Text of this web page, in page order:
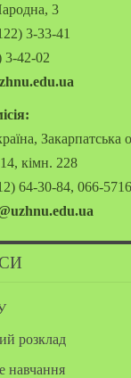
3
3-33-41
3-42-02
кімн. 228
64-30-84, 066-
розклад
навчання